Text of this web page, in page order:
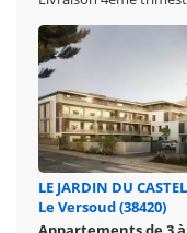
LE JARDIN DU
Le Versoud (38420)